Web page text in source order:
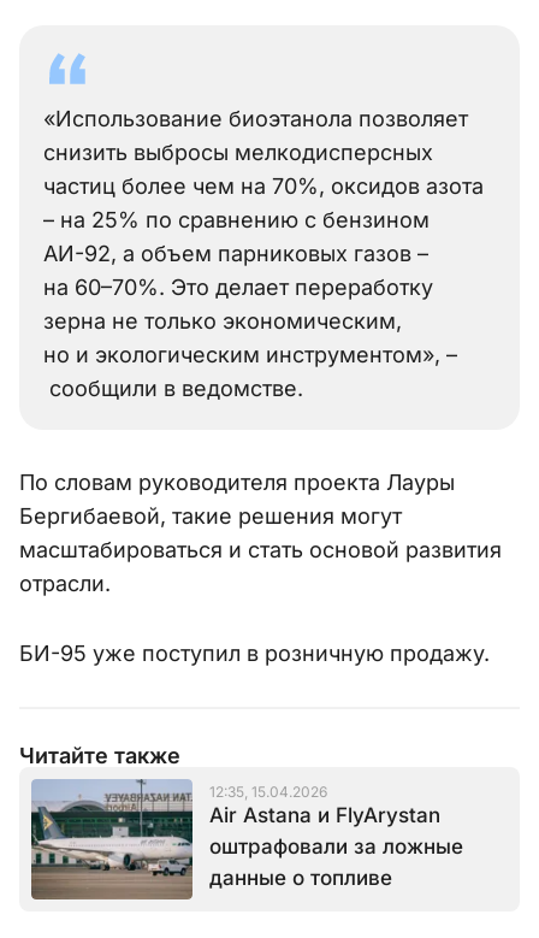
«Использование биоэтанола позволяет
снизить выбросы мелкодисперсных
частиц более чем на 70%, оксидов азота
– на 25% по сравнению с бензином
АИ-92, а объем парниковых газов –
на 60–70%. Это делает переработку
зерна не только экономическим,
но и экологическим инструментом», –
сообщили в ведомстве.
По словам руководителя проекта Лауры
Бергибаевой, такие решения могут
масштабироваться и стать основой развития
отрасли.
БИ-95 уже поступил в розничную продажу.
Читайте также
12:35, 15.04.2026
Air Astana и FlyArystan
оштрафовали за ложные
данные о топливе